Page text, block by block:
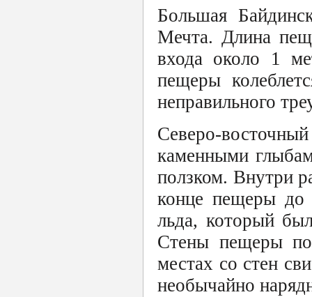
Большая
Мечта. Длина
входа около 1
пещеры
неправильного
Северо-
каменными
ползком. Внутри
конце пещеры до
льда, который
Стены пещеры
местах со стен
необычайно